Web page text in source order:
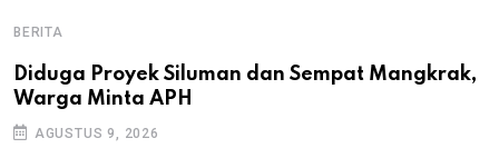
BERITA
Diduga Proyek Siluman dan Sempat Mangkrak,
Warga Minta APH
AGUSTUS 9, 2026